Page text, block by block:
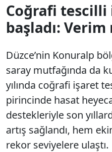
Coğrafi tescilli
başladı: Verim
Düzce’nin Konuralp
saray mutfağında da
yılında coğrafi işaret
pirincinde hasat
destekleriyle son
artış sağlandı, hem
rekor seviyelere ulaştı.